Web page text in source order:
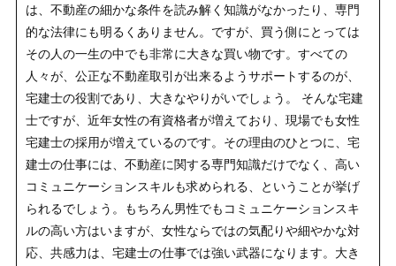
は、不動産の細かな条件を読み解く知識がなかったり、専門
的な法律にも明るくありません。ですが、買う側にとっては
その人の一生の中でも非常に大きな買い物です。すべての
人々が、公正な不動産取引が出来るようサポートするのが、
宅建士の役割であり、大きなやりがいでしょう。 そんな宅建
士ですが、近年女性の有資格者が増えており、現場でも女性
宅建士の採用が増えているのです。その理由のひとつに、宅
建士の仕事には、不動産に関する専門知識だけでなく、高い
コミュニケーションスキルも求められる、ということが挙げ
られるでしょう。もちろん男性でもコミュニケーションスキ
ルの高い方はいますが、女性ならではの気配りや細やかな対
応、共感力は、宅建士の仕事では強い武器になります。大き